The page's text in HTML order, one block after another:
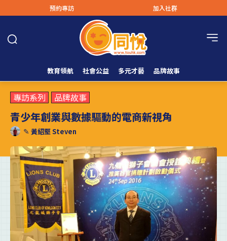
預約專訪 加入社群
教育領航 社會公益 多元才藝 品牌故事
專訪系列 品牌故事
青少年創業與數據驅動的電商新視角
✎ 黃紹堅 Steven